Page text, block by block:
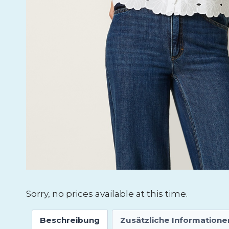
Sorry, no prices available at this time.
Beschreibung Zusätzliche